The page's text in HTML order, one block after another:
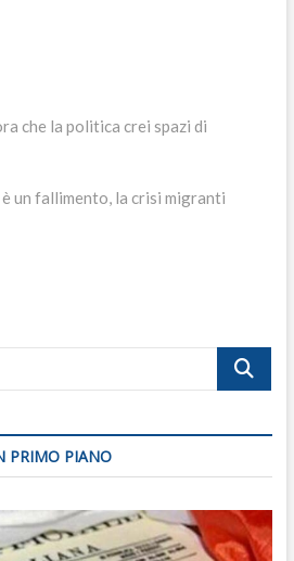
che la politica crei spazi di
è un fallimento, la crisi migranti
Cerca
PRIMO PIANO